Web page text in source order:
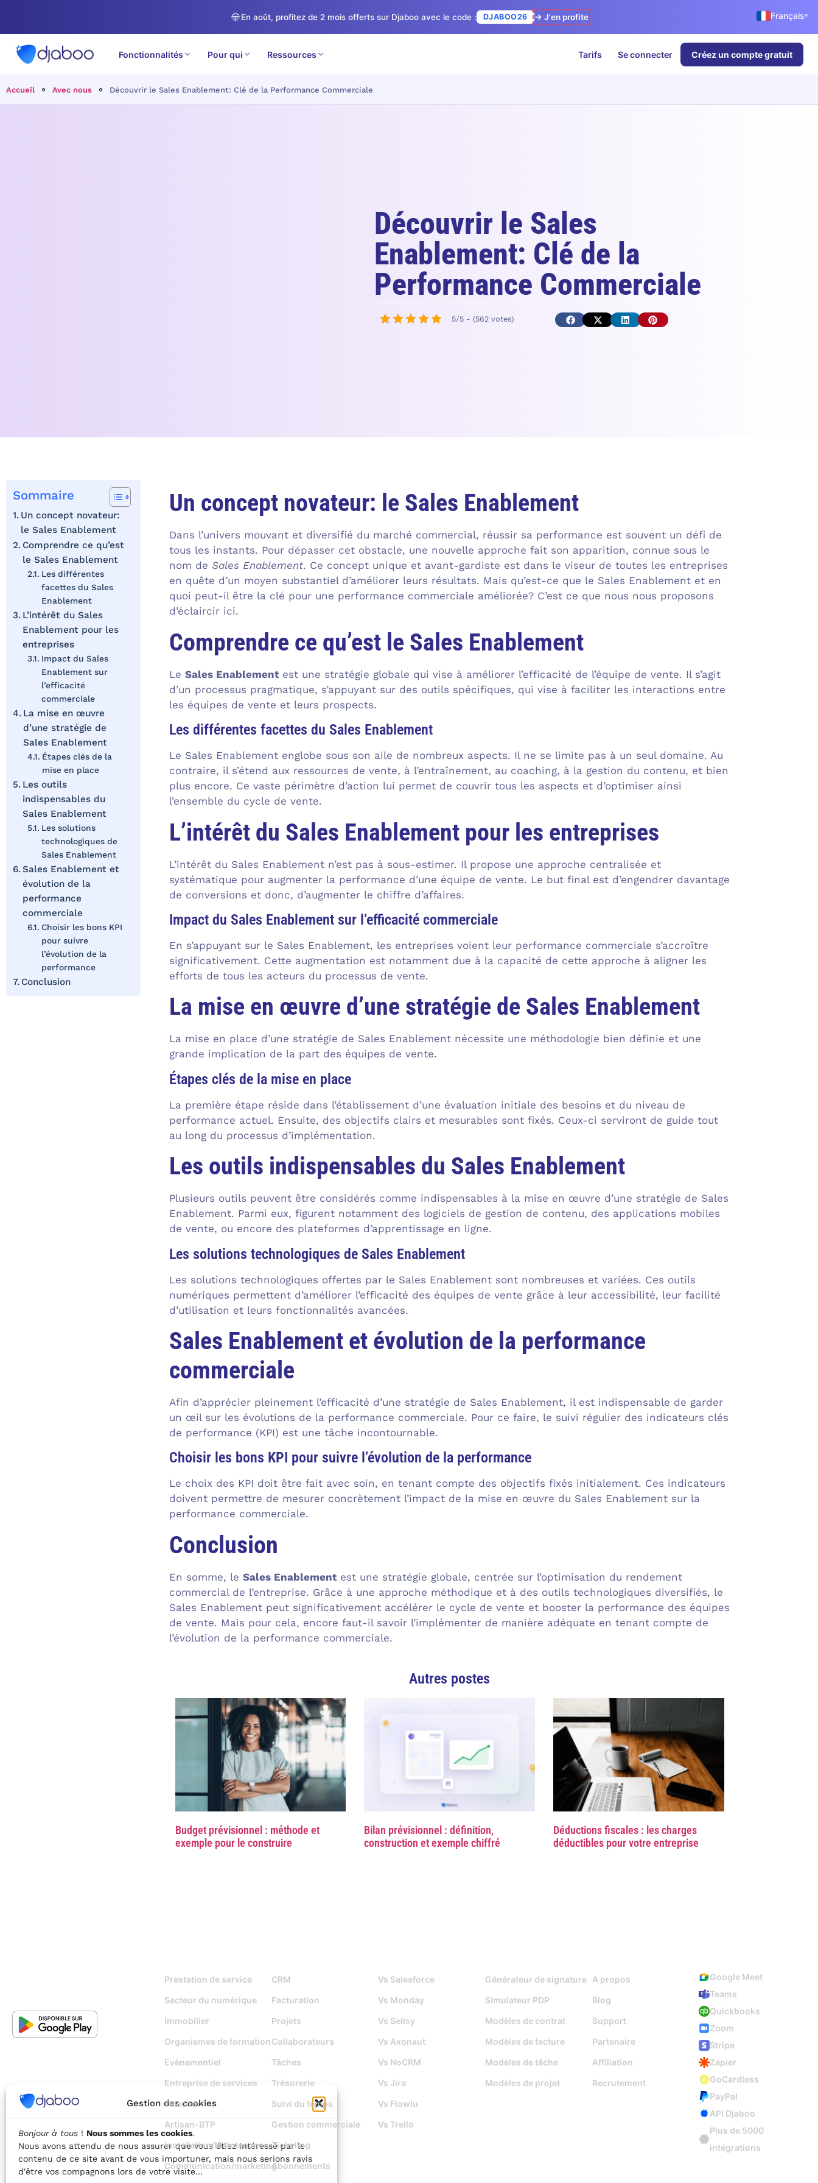
Gestion des cookies
Bonjour à tous ! Nous sommes les cookies.
Nous avons attendu de nous assurer que vous étiez intéressé par le
contenu de ce site avant de vous importuner, mais nous serions ravis
d'être vos compagnons lors de votre visite...
En août, profitez de 2 mois offerts sur Djaboo avec le code : DJABOO26 → J'en profite Français▾
Fonctionnalités Pour qui Ressources Tarifs Se connecter Créez un compte gratuit
Accueil Avec nous Découvrir le Sales Enablement: Clé de la Performance Commerciale
Découvrir le Sales
Enablement: Clé de la
Performance Commerciale
5/5 - (562 votes)
Un concept novateur: le Sales Enablement
Dans l’univers mouvant et diversifié du marché commercial, réussir sa performance est souvent un défi de
tous les instants. Pour dépasser cet obstacle, une nouvelle approche fait son apparition, connue sous le
nom de Sales Enablement. Ce concept unique et avant-gardiste est dans le viseur de toutes les entreprises
en quête d’un moyen substantiel d’améliorer leurs résultats. Mais qu’est-ce que le Sales Enablement et en
quoi peut-il être la clé pour une performance commerciale améliorée? C’est ce que nous nous proposons
d’éclaircir ici.
Comprendre ce qu’est le Sales Enablement
Le Sales Enablementest une stratégie globale qui vise à améliorer l’efficacité de l’équipe de vente. Il s’agit
d’un processus pragmatique, s’appuyant sur des outils spécifiques, qui vise à faciliter les interactions entre
les équipes de vente et leurs prospects.
Les différentes facettes du Sales Enablement
Le Sales Enablement englobe sous son aile de nombreux aspects. Il ne se limite pas à un seul domaine. Au
contraire, il s’étend aux ressources de vente, à l’entraînement, au coaching, à la gestion du contenu, et bien
plus encore. Ce vaste périmètre d’action lui permet de couvrir tous les aspects et d’optimiser ainsi
l’ensemble du cycle de vente.
L’intérêt du Sales Enablement pour les entreprises
L’intérêt du Sales Enablement n’est pas à sous-estimer. Il propose une approche centralisée et
systématique pour augmenter la performance d’une équipe de vente. Le but final est d’engendrer davantage
de conversions et donc, d’augmenter le chiffre d’affaires.
Impact du Sales Enablement sur l’efficacité commerciale
En s’appuyant sur le Sales Enablement, les entreprises voient leur performance commerciale s’accroître
significativement. Cette augmentation est notamment due à la capacité de cette approche à aligner les
efforts de tous les acteurs du processus de vente.
La mise en œuvre d’une stratégie de Sales Enablement
La mise en place d’une stratégie de Sales Enablement nécessite une méthodologie bien définie et une
grande implication de la part des équipes de vente.
Étapes clés de la mise en place
La première étape réside dans l’établissement d’une évaluation initiale des besoins et du niveau de
performance actuel. Ensuite, des objectifs clairs et mesurables sont fixés. Ceux-ci serviront de guide tout
au long du processus d’implémentation.
Les outils indispensables du Sales Enablement
Plusieurs outils peuvent être considérés comme indispensables à la mise en œuvre d’une stratégie de Sales
Enablement. Parmi eux, figurent notamment des logiciels de gestion de contenu, des applications mobiles
de vente, ou encore des plateformes d’apprentissage en ligne.
Les solutions technologiques de Sales Enablement
Les solutions technologiques offertes par le Sales Enablement sont nombreuses et variées. Ces outils
numériques permettent d’améliorer l’efficacité des équipes de vente grâce à leur accessibilité, leur facilité
d’utilisation et leurs fonctionnalités avancées.
Sales Enablement et évolution de la performance
commerciale
Afin d’apprécier pleinement l’efficacité d’une stratégie de Sales Enablement, il est indispensable de garder
un œil sur les évolutions de la performance commerciale. Pour ce faire, le suivi régulier des indicateurs clés
de performance (KPI) est une tâche incontournable.
Choisir les bons KPI pour suivre l’évolution de la performance
Le choix des KPI doit être fait avec soin, en tenant compte des objectifs fixés initialement. Ces indicateurs
doivent permettre de mesurer concrètement l’impact de la mise en œuvre du Sales Enablement sur la
performance commerciale.
Conclusion
En somme, le Sales Enablementest une stratégie globale, centrée sur l’optimisation du rendement
commercial de l’entreprise. Grâce à une approche méthodique et à des outils technologiques diversifiés, le
Sales Enablement peut significativement accélérer le cycle de vente et booster la performance des équipes
de vente. Mais pour cela, encore faut-il savoir l’implémenter de manière adéquate en tenant compte de
l’évolution de la performance commerciale.
Autres postes
Budget prévisionnel : méthode et
exemple pour le construire
Bilan prévisionnel : définition,
construction et exemple chiffré
Déductions fiscales : les charges
déductibles pour votre entreprise
Sommaire
Un concept novateur:
le Sales Enablement
Comprendre ce qu’est
le Sales Enablement
Les différentes
facettes du Sales
Enablement
L’intérêt du Sales
Enablement pour les
entreprises
Impact du Sales
Enablement sur
l’efficacité
commerciale
La mise en œuvre
d’une stratégie de
Sales Enablement
Étapes clés de la
mise en place
Les outils
indispensables du
Sales Enablement
Les solutions
technologiques de
Sales Enablement
Sales Enablement et
évolution de la
performance
commerciale
Choisir les bons KPI
pour suivre
l’évolution de la
performance
Conclusion
Prestation de service
Secteur du numérique
Immobilier
Organismes de formation
Evènementiel
Entreprise de services
Telecom
Artisan-BTP
Installation/Maintenance
Communication/marketing
CRM
Facturation
Projets
Collaborateurs
Tâches
Trésorerie
Suivi du temps
Gestion commerciale
Ticketing
Abonnements
Vs Salesforce
Vs Monday
Vs Sellsy
Vs Axonaut
Vs NoCRM
Vs Jira
Vs Flowlu
Vs Trello
Générateur de signature
Simulateur PDP
Modèles de contrat
Modèles de facture
Modèles de tâche
Modèles de projet
A propos
Blog
Support
Partenaire
Affiliation
Recrutement
Google Meet
Teams
Quickbooks
Zoom
Stripe
Zapier
GoCardless
PayPal
API Djaboo
Plus de 5000
intégrations